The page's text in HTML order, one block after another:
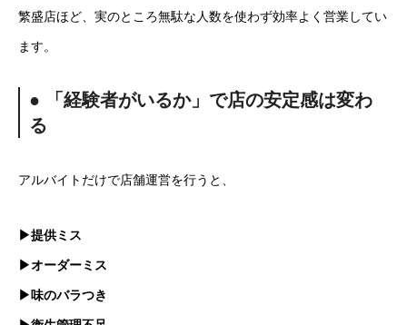
繁盛店ほど、実のところ無駄な人数を使わず効率よく営業してい
ます。
● 「経験者がいるか」で店の安定感は変わ
る
アルバイトだけで店舗運営を行うと、
▶提供ミス
▶オーダーミス
▶味のバラつき